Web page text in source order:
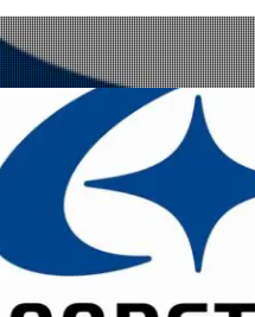
ドイツ
ビンテージ
ロック